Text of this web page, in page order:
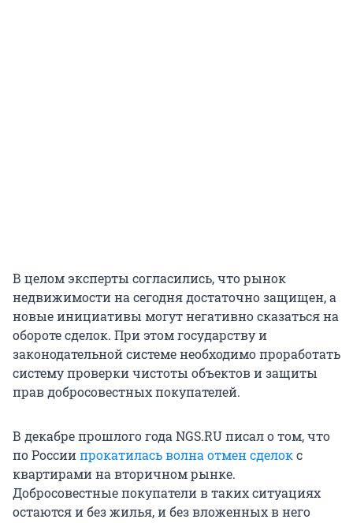
В целом эксперты согласились, что рынок
недвижимости на сегодня достаточно защищен, а
новые инициативы могут негативно сказаться на
обороте сделок. При этом государству и
законодательной системе необходимо проработать
систему проверки чистоты объектов и защиты
прав добросовестных покупателей.
В декабре прошлого года NGS.RU писал о том, что
по Россиипрокатилась волна отмен сделокс
квартирами на вторичном рынке.
Добросовестные покупатели в таких ситуациях
остаются и без жилья, и без вложенных в него